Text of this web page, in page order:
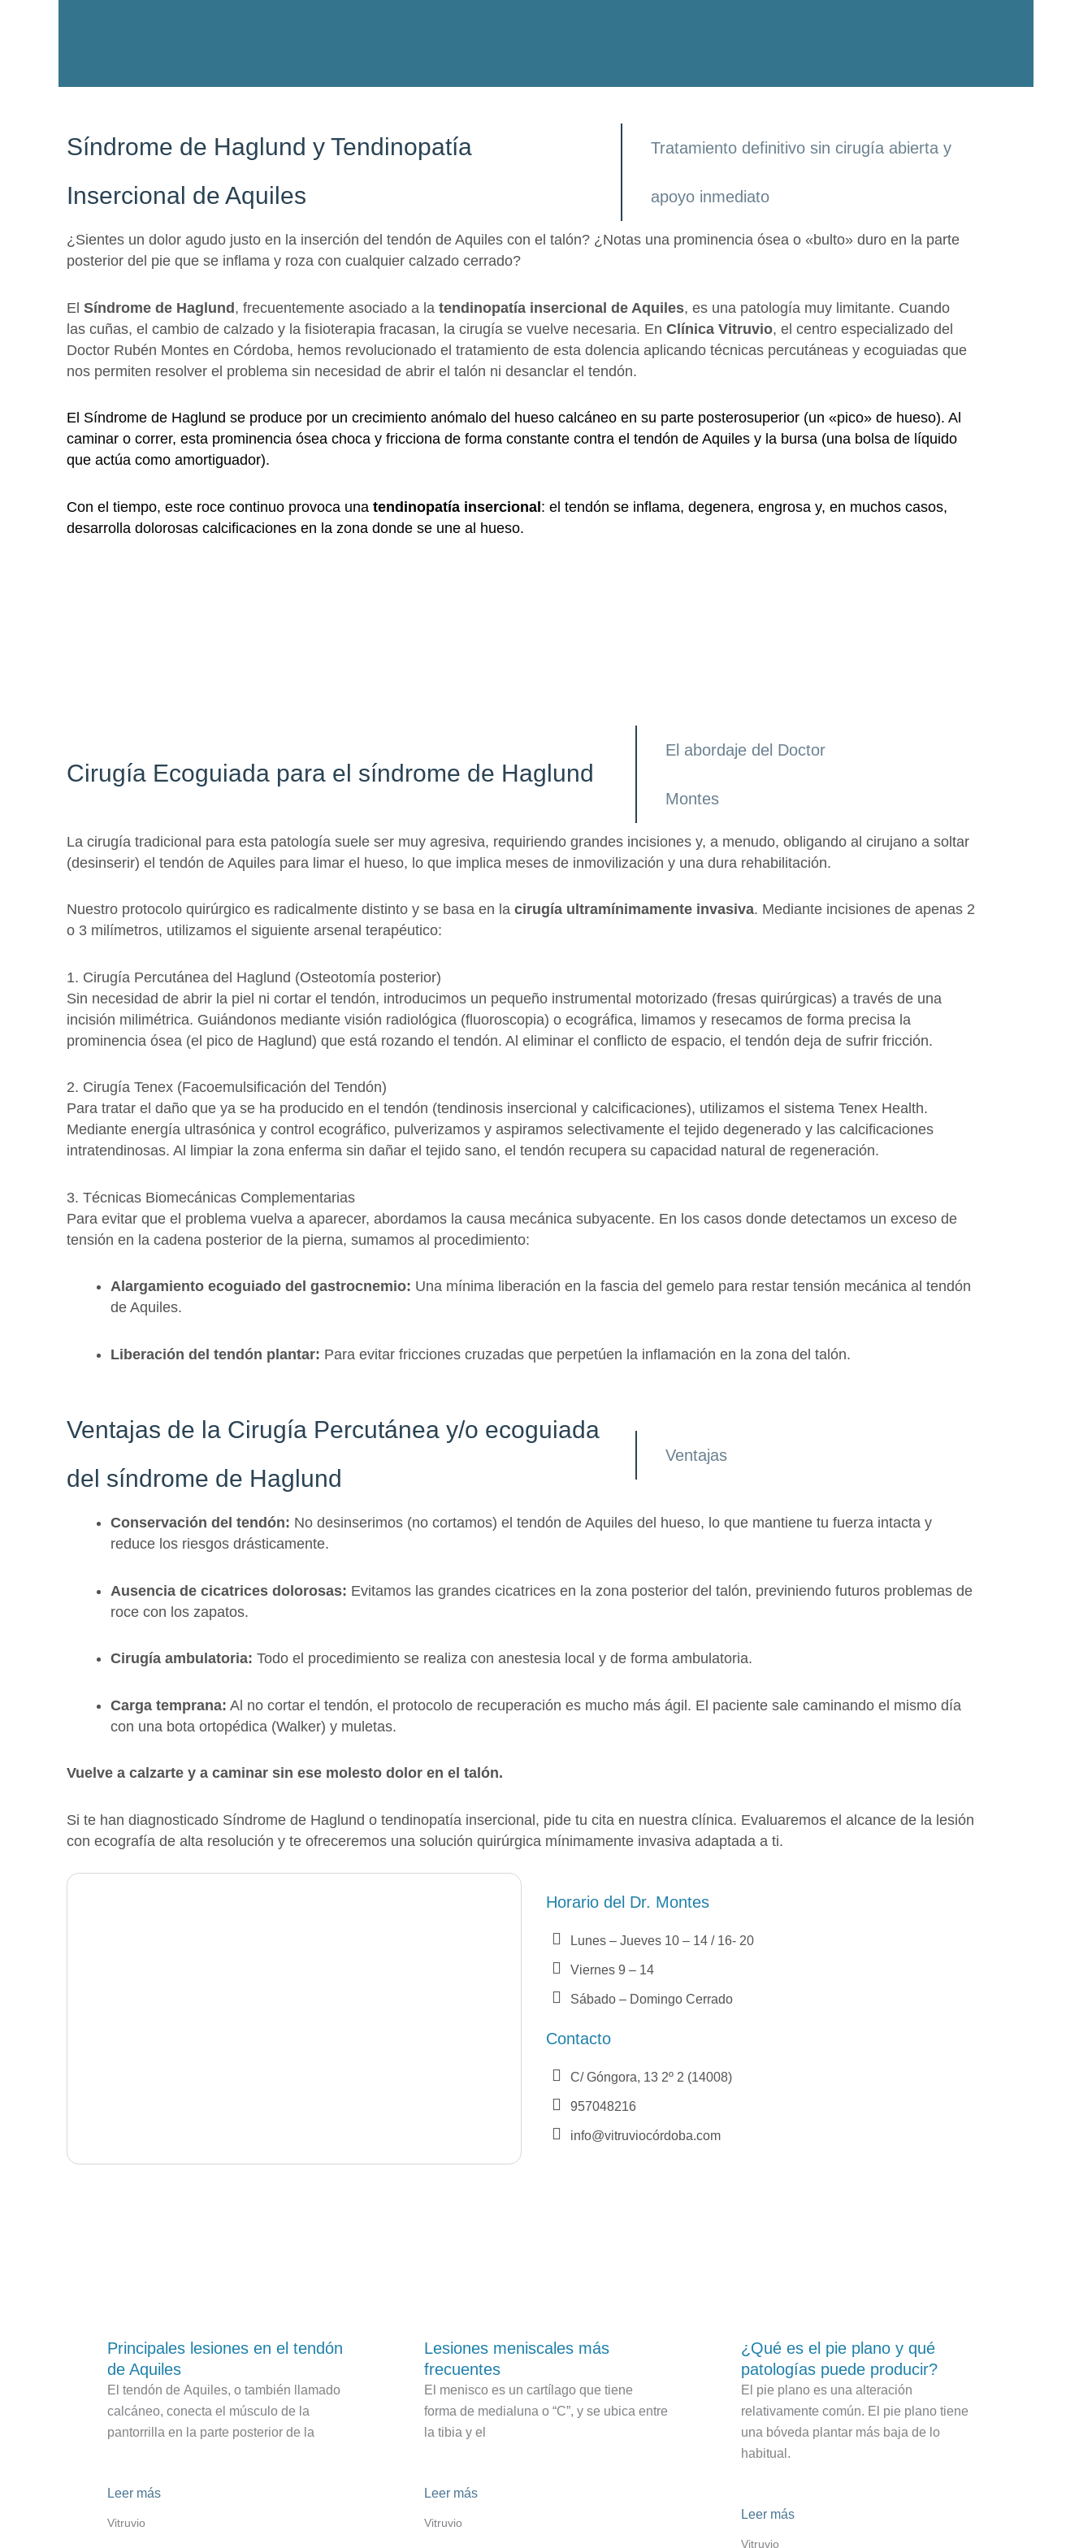
Síndrome de Haglund y Tendinopatía
Insercional de Aquiles
Tratamiento definitivo sin cirugía abierta y
apoyo inmediato
¿Sientes un dolor agudo justo en la inserción del tendón de Aquiles con el talón? ¿Notas una prominencia ósea o «bulto» duro en la parte
posterior del pie que se inflama y roza con cualquier calzado cerrado?
El Síndrome de Haglund, frecuentemente asociado a la tendinopatía insercional de Aquiles, es una patología muy limitante. Cuando
las cuñas, el cambio de calzado y la fisioterapia fracasan, la cirugía se vuelve necesaria. En Clínica Vitruvio, el centro especializado del
Doctor Rubén Montes en Córdoba, hemos revolucionado el tratamiento de esta dolencia aplicando técnicas percutáneas y ecoguiadas que
nos permiten resolver el problema sin necesidad de abrir el talón ni desanclar el tendón.
El Síndrome de Haglund se produce por un crecimiento anómalo del hueso calcáneo en su parte posterosuperior (un «pico» de hueso). Al
caminar o correr, esta prominencia ósea choca y fricciona de forma constante contra el tendón de Aquiles y la bursa (una bolsa de líquido
que actúa como amortiguador).
Con el tiempo, este roce continuo provoca una tendinopatía insercional: el tendón se inflama, degenera, engrosa y, en muchos casos,
desarrolla dolorosas calcificaciones en la zona donde se une al hueso.
Cirugía Ecoguiada para el síndrome de Haglund
El abordaje del Doctor
Montes
La cirugía tradicional para esta patología suele ser muy agresiva, requiriendo grandes incisiones y, a menudo, obligando al cirujano a soltar
(desinserir) el tendón de Aquiles para limar el hueso, lo que implica meses de inmovilización y una dura rehabilitación.
Nuestro protocolo quirúrgico es radicalmente distinto y se basa en la cirugía ultramínimamente invasiva. Mediante incisiones de apenas 2
o 3 milímetros, utilizamos el siguiente arsenal terapéutico:
1. Cirugía Percutánea del Haglund (Osteotomía posterior)
Sin necesidad de abrir la piel ni cortar el tendón, introducimos un pequeño instrumental motorizado (fresas quirúrgicas) a través de una
incisión milimétrica. Guiándonos mediante visión radiológica (fluoroscopia) o ecográfica, limamos y resecamos de forma precisa la
prominencia ósea (el pico de Haglund) que está rozando el tendón. Al eliminar el conflicto de espacio, el tendón deja de sufrir fricción.
2. Cirugía Tenex (Facoemulsificación del Tendón)
Para tratar el daño que ya se ha producido en el tendón (tendinosis insercional y calcificaciones), utilizamos el sistema Tenex Health.
Mediante energía ultrasónica y control ecográfico, pulverizamos y aspiramos selectivamente el tejido degenerado y las calcificaciones
intratendinosas. Al limpiar la zona enferma sin dañar el tejido sano, el tendón recupera su capacidad natural de regeneración.
3. Técnicas Biomecánicas Complementarias
Para evitar que el problema vuelva a aparecer, abordamos la causa mecánica subyacente. En los casos donde detectamos un exceso de
tensión en la cadena posterior de la pierna, sumamos al procedimiento:
Alargamiento ecoguiado del gastrocnemio: Una mínima liberación en la fascia del gemelo para restar tensión mecánica al tendón
de Aquiles.
Liberación del tendón plantar: Para evitar fricciones cruzadas que perpetúen la inflamación en la zona del talón.
Ventajas de la Cirugía Percutánea y/o ecoguiada
del síndrome de Haglund
Ventajas
Conservación del tendón: No desinserimos (no cortamos) el tendón de Aquiles del hueso, lo que mantiene tu fuerza intacta y
reduce los riesgos drásticamente.
Ausencia de cicatrices dolorosas: Evitamos las grandes cicatrices en la zona posterior del talón, previniendo futuros problemas de
roce con los zapatos.
Cirugía ambulatoria: Todo el procedimiento se realiza con anestesia local y de forma ambulatoria.
Carga temprana: Al no cortar el tendón, el protocolo de recuperación es mucho más ágil. El paciente sale caminando el mismo día
con una bota ortopédica (Walker) y muletas.
Vuelve a calzarte y a caminar sin ese molesto dolor en el talón.
Si te han diagnosticado Síndrome de Haglund o tendinopatía insercional, pide tu cita en nuestra clínica. Evaluaremos el alcance de la lesión
con ecografía de alta resolución y te ofreceremos una solución quirúrgica mínimamente invasiva adaptada a ti.
Horario del Dr. Montes
Lunes – Jueves 10 – 14 / 16- 20
Viernes 9 – 14
Sábado – Domingo Cerrado
Contacto
C/ Góngora, 13 2º 2 (14008)
957048216
info@vitruviocórdoba.com
Principales lesiones en el tendón
de Aquiles
El tendón de Aquiles, o también llamado
calcáneo, conecta el músculo de la
pantorrilla en la parte posterior de la
Leer más
Vitruvio
Lesiones meniscales más
frecuentes
El menisco es un cartílago que tiene
forma de medialuna o “C”, y se ubica entre
la tibia y el
Leer más
Vitruvio
¿Qué es el pie plano y qué
patologías puede producir?
El pie plano es una alteración
relativamente común. El pie plano tiene
una bóveda plantar más baja de lo
habitual.
Leer más
Vitruvio